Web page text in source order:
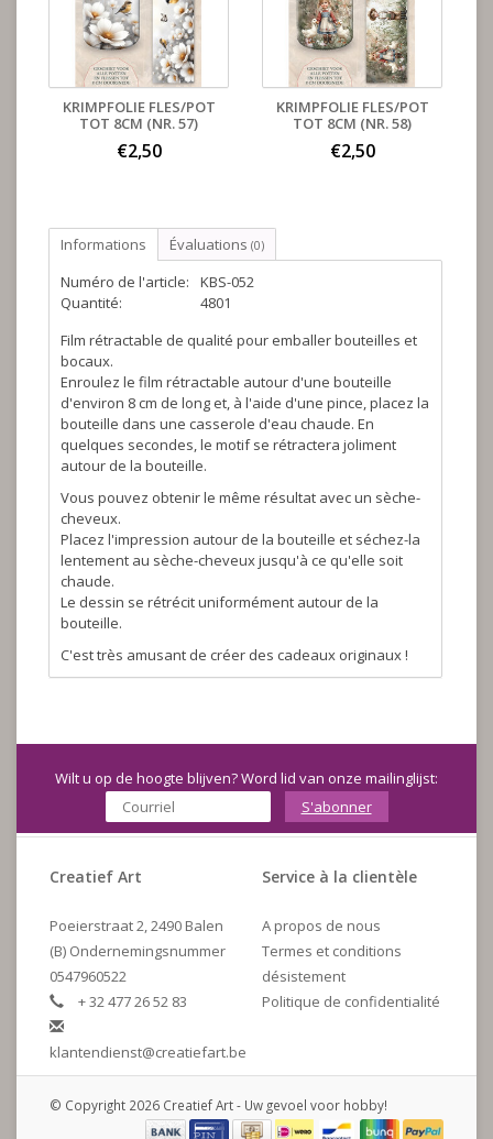
KRIMPFOLIE FLES/POT
TOT 8CM (NR. 57)
€2,50
KRIMPFOLIE FLES/POT
TOT 8CM (NR. 58)
€2,50
Informations Évaluations (0)
Numéro de l'article:
KBS-052
Quantité:
4801
Film rétractable de qualité pour emballer bouteilles et
bocaux.
Enroulez le film rétractable autour d'une bouteille
d'environ 8 cm de long et, à l'aide d'une pince, placez la
bouteille dans une casserole d'eau chaude. En
quelques secondes, le motif se rétractera joliment
autour de la bouteille.
Vous pouvez obtenir le même résultat avec un sèche-
cheveux.
Placez l'impression autour de la bouteille et séchez-la
lentement au sèche-cheveux jusqu'à ce qu'elle soit
chaude.
Le dessin se rétrécit uniformément autour de la
bouteille.
C'est très amusant de créer des cadeaux originaux !
Wilt u op de hoogte blijven? Word lid van onze mailinglijst:
S'abonner
Creatief Art
Poeierstraat 2, 2490 Balen
(B) Ondernemingsnummer
0547960522
+ 32 477 26 52 83
klantendienst@creatiefart.be
Service à la clientèle
A propos de nous
Termes et conditions
désistement
Politique de confidentialité
© Copyright 2026 Creatief Art - Uw gevoel voor hobby!